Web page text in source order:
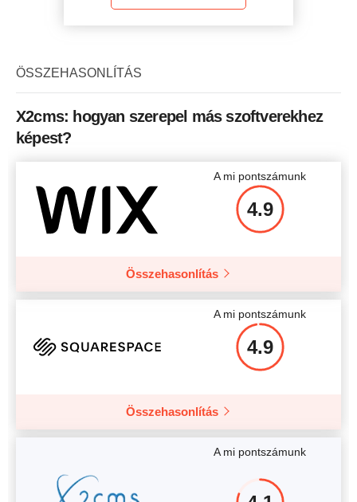
ÖSSZEHASONLÍTÁS
X2cms: hogyan szerepel más szoftverekhez
képest?
A mi pontszámunk
4.9
Összehasonlítás
A mi pontszámunk
4.9
Összehasonlítás
A mi pontszámunk